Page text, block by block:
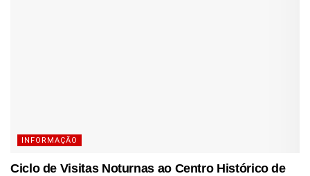
INFORMAÇÃO
Ciclo de Visitas Noturnas ao Centro Histórico de